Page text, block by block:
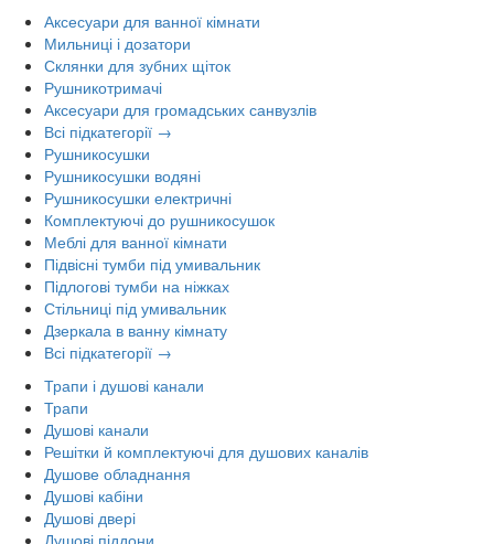
Аксесуари для ванної кімнати
Мильниці і дозатори
Склянки для зубних щіток
Рушникотримачі
Аксесуари для громадських санвузлів
Всі підкатегорії →
Рушникосушки
Рушникосушки водяні
Рушникосушки електричні
Комплектуючі до рушникосушок
Меблі для ванної кімнати
Підвісні тумби під умивальник
Підлогові тумби на ніжках
Стільниці під умивальник
Дзеркала в ванну кімнату
Всі підкатегорії →
Трапи і душові канали
Трапи
Душові канали
Решітки й комплектуючі для душових каналів
Душове обладнання
Душові кабіни
Душові двері
Душові піддони